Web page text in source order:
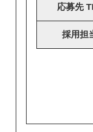
応募先
採用担